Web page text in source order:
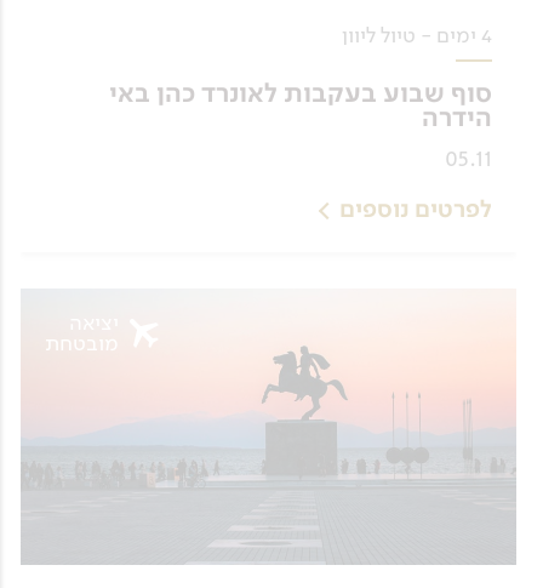
4 ימים - טיול ליוון
סוף שבוע בעקבות לאונרד כהן באי
הידרה
05.11
לפרטים נוספים
מובטחת